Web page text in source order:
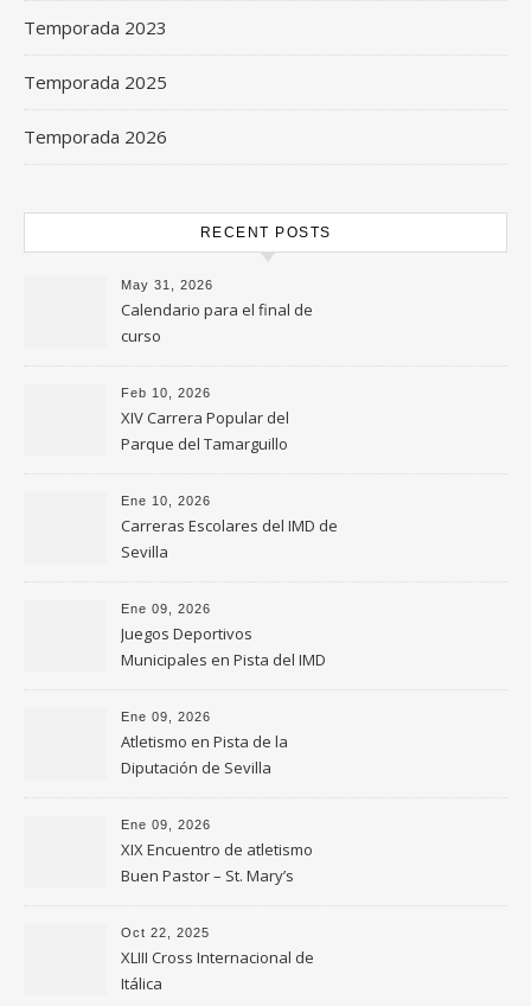
Temporada 2023
Temporada 2025
Temporada 2026
RECENT POSTS
May 31, 2026
Calendario para el final de
curso
Feb 10, 2026
XIV Carrera Popular del
Parque del Tamarguillo
Ene 10, 2026
Carreras Escolares del IMD de
Sevilla
Ene 09, 2026
Juegos Deportivos
Municipales en Pista del IMD
de Sevilla
Ene 09, 2026
Atletismo en Pista de la
Diputación de Sevilla
Ene 09, 2026
XIX Encuentro de atletismo
Buen Pastor – St. Mary’s
Oct 22, 2025
XLIII Cross Internacional de
Itálica